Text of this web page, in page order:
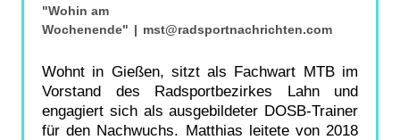
"Wohin am
Wochenende" | mst@radsportnachrichten.com
Wohnt in Gießen, sitzt als Fachwart MTB im
Vorstand des Radsportbezirkes Lahn und
engagiert sich als ausgebildeter DOSB-Trainer
für den Nachwuchs. Matthias leitete von 2018